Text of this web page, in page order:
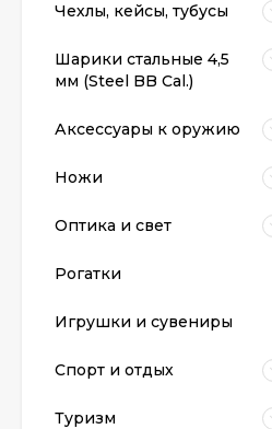
Чехлы, кейсы, тубусы
Шарики стальные 4,5
мм (Steel BB Cal.)
Аксессуары к оружию
Ножи
Оптика и свет
Рогатки
Игрушки и сувениры
Спорт и отдых
Туризм
пистолет Colt Special